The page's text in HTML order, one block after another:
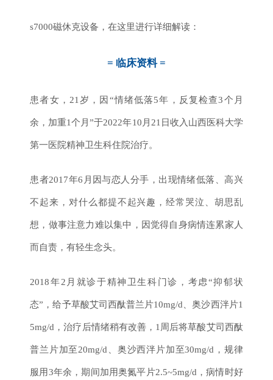
s7000磁休克设备，在这里进行详细解读：
= 临床资料 =
患者女，21岁，因“情绪低落5年，反复检查3个月
余，加重1个月”于2022年10月21日收入山西医科大学
第一医院精神卫生科住院治疗。
患者2017年6月因与恋人分手，出现情绪低落、高兴
不起来，对什么都提不起兴趣，经常哭泣、胡思乱
想，做事注意力难以集中，因觉得自身病情连累家人
而自责，有轻生念头。
2018年2月就诊于精神卫生科门诊，考虑“抑郁状
态”，给予草酸艾司西酞普兰片10mg/d、奥沙西泮片1
5mg/d，治疗后情绪稍有改善，1周后将草酸艾司西酞
普兰片加至20mg/d、奥沙西泮片加至30mg/d，规律
服用3年余，期间加用奥氮平片2.5~5mg/d，病情时好